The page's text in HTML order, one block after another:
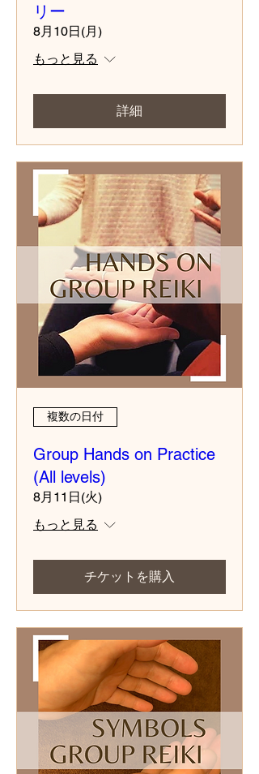
リー
8月10日(月)
もっと見る
詳細
複数の日付
Group Hands on Practice
(All levels)
8月11日(火)
もっと見る
チケットを購入